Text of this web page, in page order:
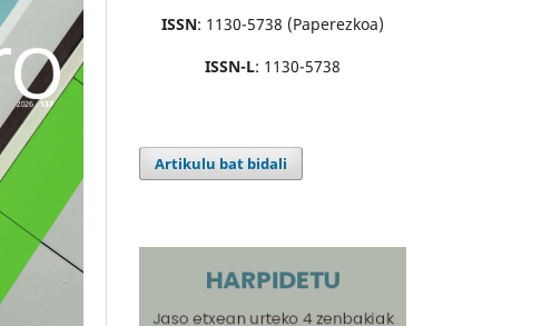
ISSN: 1130-5738 (Paperezkoa)
ISSN-L: 1130-5738
Artikulu bat bidali